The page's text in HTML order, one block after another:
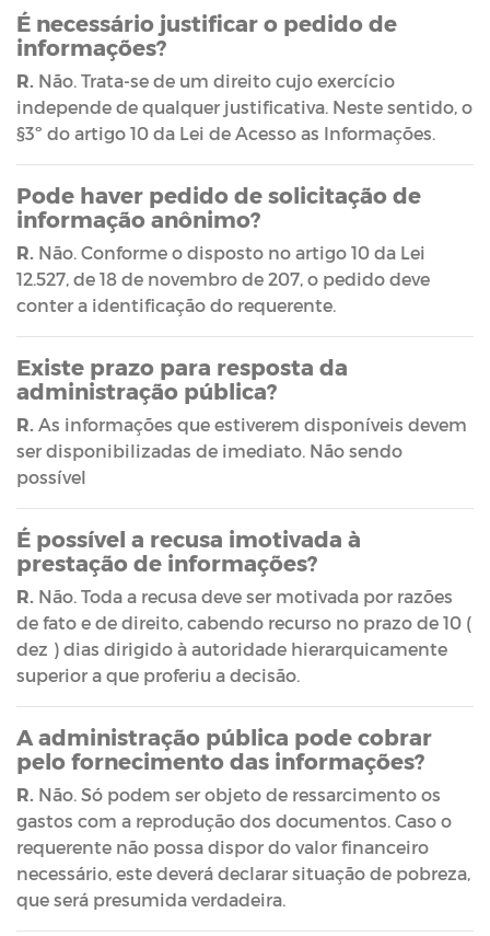
É necessário justificar o pedido de
informações?
R. Não. Trata-se de um direito cujo exercício
independe de qualquer justificativa. Neste sentido, o
§3º do artigo 10 da Lei de Acesso as Informações.
Pode haver pedido de solicitação de
informação anônimo?
R. Não. Conforme o disposto no artigo 10 da Lei
12.527, de 18 de novembro de 207, o pedido deve
conter a identificação do requerente.
Existe prazo para resposta da
administração pública?
R. As informações que estiverem disponíveis devem
ser disponibilizadas de imediato. Não sendo
possível
É possível a recusa imotivada à
prestação de informações?
R. Não. Toda a recusa deve ser motivada por razões
de fato e de direito, cabendo recurso no prazo de 10 (
dez ) dias dirigido à autoridade hierarquicamente
superior a que proferiu a decisão.
A administração pública pode cobrar
pelo fornecimento das informações?
R. Não. Só podem ser objeto de ressarcimento os
gastos com a reprodução dos documentos. Caso o
requerente não possa dispor do valor financeiro
necessário, este deverá declarar situação de pobreza,
que será presumida verdadeira.